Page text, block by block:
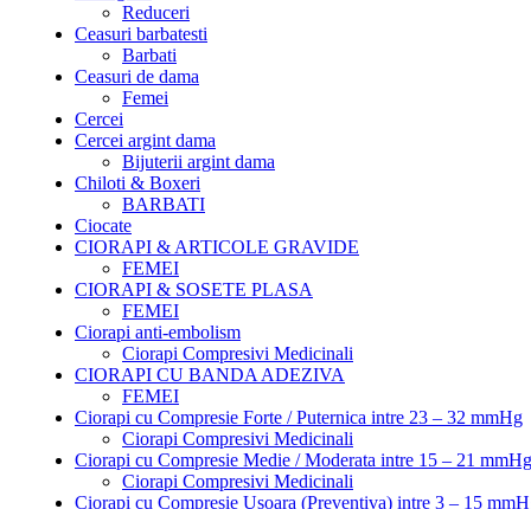
Reduceri
Ceasuri barbatesti
Barbati
Ceasuri de dama
Femei
Cercei
Cercei argint dama
Bijuterii argint dama
Chiloti & Boxeri
BARBATI
Ciocate
CIORAPI & ARTICOLE GRAVIDE
FEMEI
CIORAPI & SOSETE PLASA
FEMEI
Ciorapi anti-embolism
Ciorapi Compresivi Medicinali
CIORAPI CU BANDA ADEZIVA
FEMEI
Ciorapi cu Compresie Forte / Puternica intre 23 – 32 mmHg
Ciorapi Compresivi Medicinali
Ciorapi cu Compresie Medie / Moderata intre 15 – 21 mmHg
Ciorapi Compresivi Medicinali
Ciorapi cu Compresie Usoara (Preventiva) intre 3 – 15